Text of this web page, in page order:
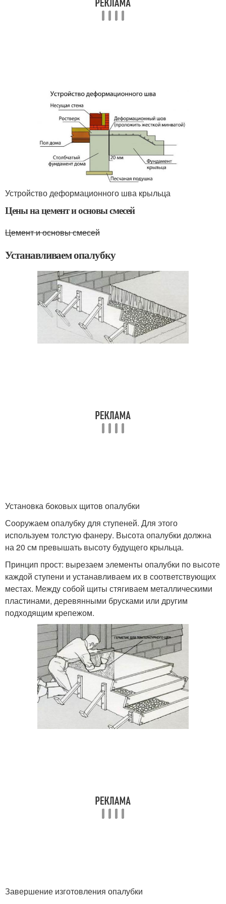
Устройство деформационного шва крыльца
Цены на цемент и основы смесей
Цемент и основы смесей
Устанавливаем опалубку
Установка боковых щитов опалубки
Сооружаем опалубку для ступеней. Для этого
используем толстую фанеру. Высота опалубки должна
на 20 см превышать высоту будущего крыльца.
Принцип прост: вырезаем элементы опалубки по высоте
каждой ступени и устанавливаем их в соответствующих
местах. Между собой щиты стягиваем металлическими
пластинами, деревянными брусками или другим
подходящим крепежом.
Завершение изготовления опалубки